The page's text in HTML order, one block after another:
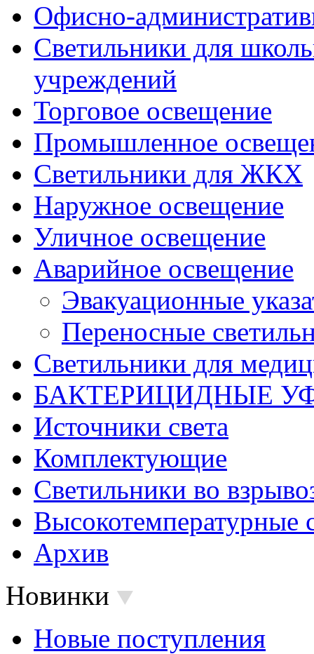
Офисно-
Светильники для
учреждений
Торговое освещение
Промышленное
Светильники для ЖКХ
Наружное освещение
Уличное освещение
Аварийное освещение
Эвакуационные
Переносные
Светильники для
БАКТЕРИЦИДНЫЕ
Источники света
Комплектующие
Светильники во
Высокотемпературные
Архив
Новинки
Новые поступления